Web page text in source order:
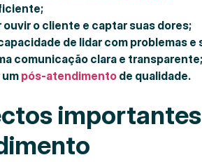
ouvir o cliente e captar suas dores;
de lidar com problemas
comunicação clara e transparente;
um pós-atendimento de qualidade.